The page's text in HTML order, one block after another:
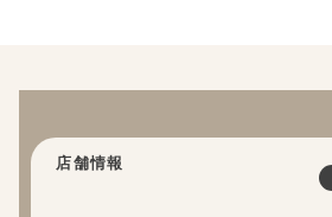
店舗情報